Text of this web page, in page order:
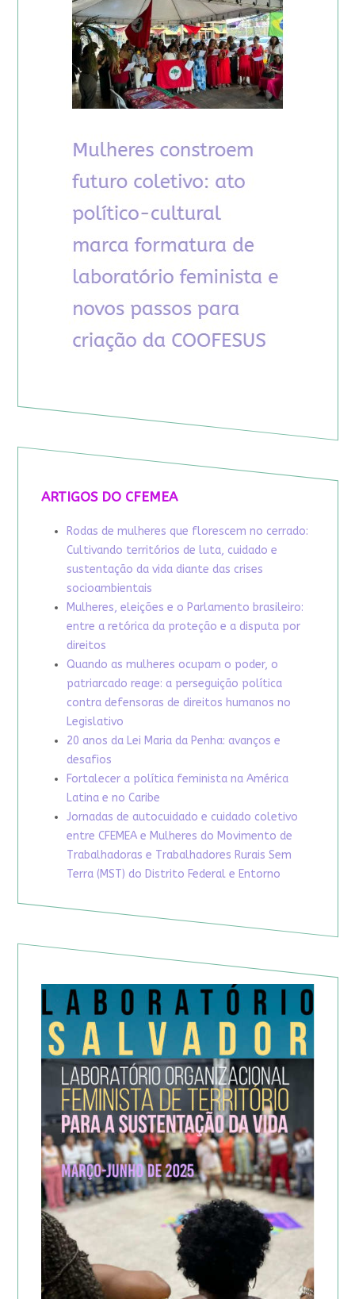
ARTIGOS DO CFEMEA
Rodas de mulheres que florescem no cerrado:
Cultivando territórios de luta, cuidado e
sustentação da vida diante das crises
socioambientais
Mulheres, eleições e o Parlamento brasileiro:
entre a retórica da proteção e a disputa por
direitos
Quando as mulheres ocupam o poder, o
patriarcado reage: a perseguição política
contra defensoras de direitos humanos no
Legislativo
20 anos da Lei Maria da Penha: avanços e
desafios
Fortalecer a política feminista na América
Latina e no Caribe
Jornadas de autocuidado e cuidado coletivo
entre CFEMEA e Mulheres do Movimento de
Trabalhadoras e Trabalhadores Rurais Sem
Terra (MST) do Distrito Federal e Entorno